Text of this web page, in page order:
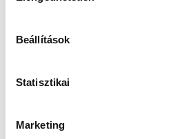
Beállítások
Statisztikai
Marketing